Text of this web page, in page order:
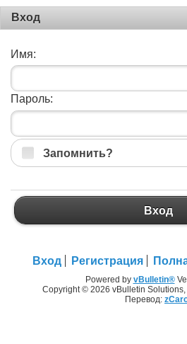
Вход
Имя:
Пароль:
Запомнить?
Вход
Вход Регистрация
Powered by vBulletin®
Copyright © 2026 vBulletin
Перевод: